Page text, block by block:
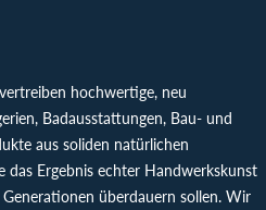
hochwertige, neu
Badausstattungen, Bau- und
aus soliden natürlichen
das Ergebnis echter Handwerkskunst
überdauern sollen. Wir